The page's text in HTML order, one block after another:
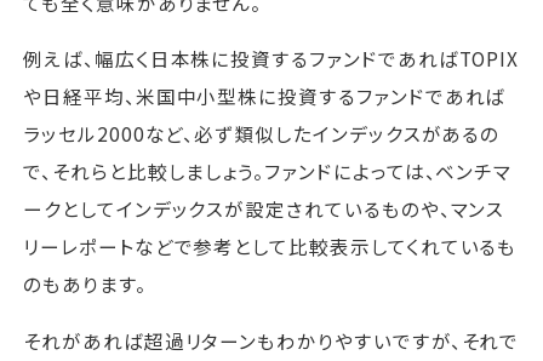
例えば、幅広く日本株に投資するファンドであればTOPIX
や日経平均、米国中小型株に投資するファンドであれば
ラッセル2000など、必ず類似したインデックスがあるの
で、それらと比較しましょう。ファンドによっては、ベンチマ
ークとしてインデックスが設定されているものや、マンス
リーレポートなどで参考として比較表示してくれているも
のもあります。
それがあれば超過リターンもわかりやすいですが、それで